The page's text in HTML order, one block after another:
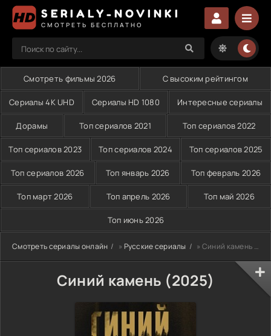
SERIALY-NOVINKI
СМОТРЕТЬ БЕСПЛАТНО
Смотреть фильмы 2026 С высоким рейтингом
Сериалы 4K UHD Сериалы HD 1080 Интересные сериалы
Дорамы Топ сериалов 2021 Топ сериалов 2022
Топ сериалов 2023 Топ сериалов 2024 Топ сериалов 2025
Топ сериалов 2026 Топ январь 2026 Топ февраль 2026
Топ март 2026 Топ апрель 2026 Топ май 2026
Топ июнь 2026
Смотреть сериалы онлайн » Русские сериалы » Синий камень (2025)
Синий камень (2025)